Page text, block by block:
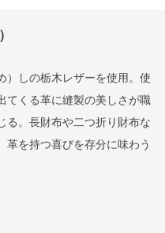
）しの栃木レザーを使用。使
てくる革に縫製の美しさが職
る。長財布や二つ折り財布な
革を持つ喜びを存分に味わう